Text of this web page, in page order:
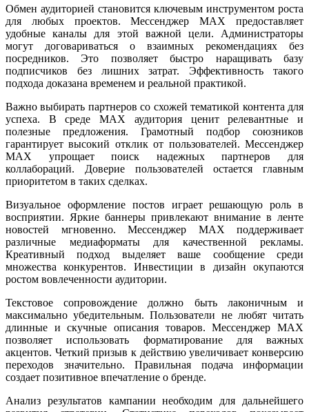
Обмен аудиторией становится ключевым инструментом роста
для любых проектов. Мессенджер MAX предоставляет
удобные каналы для этой важной цели. Администраторы
могут договариваться о взаимных рекомендациях без
посредников. Это позволяет быстро наращивать базу
подписчиков без лишних затрат. Эффективность такого
подхода доказана временем и реальной практикой.
Важно выбирать партнеров со схожей тематикой контента для
успеха. В среде MAX аудитория ценит релевантные и
полезные предложения. Грамотный подбор союзников
гарантирует высокий отклик от пользователей. Мессенджер
MAX упрощает поиск надежных партнеров для
коллабораций. Доверие пользователей остается главным
приоритетом в таких сделках.
Визуальное оформление постов играет решающую роль в
восприятии. Яркие баннеры привлекают внимание в ленте
новостей мгновенно. Мессенджер MAX поддерживает
различные медиаформаты для качественной рекламы.
Креативный подход выделяет ваше сообщение среди
множества конкурентов. Инвестиции в дизайн окупаются
ростом вовлеченности аудитории.
Текстовое сопровождение должно быть лаконичным и
максимально убедительным. Пользователи не любят читать
длинные и скучные описания товаров. Мессенджер MAX
позволяет использовать форматирование для важных
акцентов. Четкий призыв к действию увеличивает конверсию
переходов значительно. Правильная подача информации
создает позитивное впечатление о бренде.
Анализ результатов кампании необходим для дальнейшего